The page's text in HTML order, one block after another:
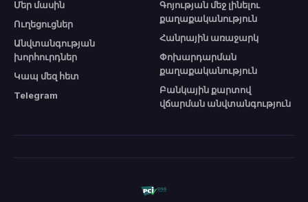
Մեր մասին
Ուղեցուցներ
Անվտանգության
խորհուրդներ
Կապ մեզ հետ
Telegram
Գոյության մեջ լինելու
քաղաքականություն
Հանրային առաջարկ
Փոխարդարման
քաղաքականություն
Բանկային քարտով
վճարման անվտանգություն